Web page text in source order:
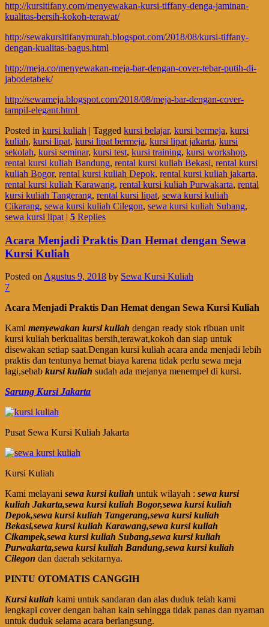
http://kursitifany.com/menyewakan-kursi-tiffany-denga-jaminan-
kualitas-bersih-kokoh-terawat/
http://sewakursitifanymurah.blogspot.com/2018/08/kursi-tiffany-
dengan-kualitas-bagus.html
http://meja.co/menyewakan-meja-bar-dengan-cover-tebar-putih-di-
jabodetabek/
http://sewameja.blogspot.com/2018/08/meja-bar-dengan-cover-
tampil-elegant.html
Posted in kursi kuliah | Tagged kursi belajar, kursi bermeja, kursi
kuliah, kursi lipat, kursi lipat bermeja, kursi lipat jakarta, kursi
sekolah, kursi seminar, kursi test, kursi training, kursi workshop,
rental kursi kuliah Bandung, rental kursi kuliah Bekasi, rental kursi
kuliah Bogor, rental kursi kuliah Depok, rental kursi kuliah jakarta,
rental kursi kuliah Karawang, rental kursi kuliah Purwakarta, rental
kursi kuliah Tangerang, rental kursi lipat, sewa kursi kuliah
Cikarang, sewa kursi kuliah Cilegon, sewa kursi kuliah Subang,
sewa kursi lipat | 5 Replies
Acara Menjadi Praktis Dan Hemat dengan Sewa
Kursi Kuliah
Posted onAgustus 9, 2018 by Sewa Kursi Kuliah
7
Acara Menjadi Praktis Dan Hemat dengan Sewa Kursi Kuliah
Kami menyewakan kursi kuliah dengan ready stok ribuan unit
kursi kuliah berkualitas bersih,terawat,kokoh dan siap untuk
disewakan setiap saat.Dengan kursi kuliah acara anda menjadi lebih
praktis dan tentunya hemat biaya karena tidak perlu sewa meja
lagi,sebab kursi kuliah sudah ada mejanya menempel di kursi.
Sarung Kursi Jakarta
Pusat Sewa Kursi Kuliah Jakarta
Kursi Kuliah
Kami melayani sewa kursi kuliah untuk wilayah : sewa kursi
kuliah Jakarta,sewa kursi kuliah Bogor,sewa kursi kuliah
Depok,sewa kursi kuliah Tangerang,sewa kursi kuliah
Bekasi,sewa kursi kuliah Karawang,sewa kursi kuliah
Cikampek,sewa kursi kuliah Subang,sewa kursi kuliah
Purwakarta,sewa kursi kuliah Bandung,sewa kursi kuliah
Cilegon dan daerah sekitarnya.
PINTU OTOMATIS CANGGIH
Kursi kuliah kami untuk sandaran dan alas duduk telah kami
lengkapi cover dengan bahan kain sehingga tidak panas dan nyaman
untuk duduk selama acara berlangsung.